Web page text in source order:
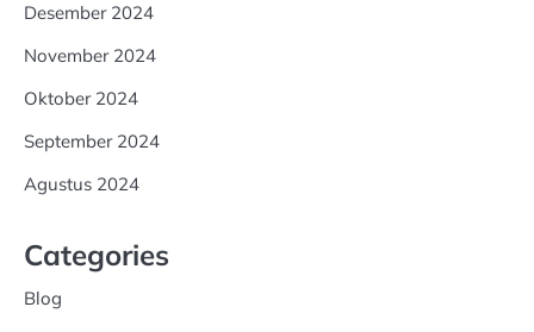
Desember 2024
November 2024
Oktober 2024
September 2024
Agustus 2024
Categories
Blog